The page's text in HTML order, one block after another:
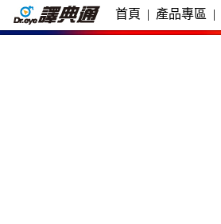
首頁 | 產品專區 |